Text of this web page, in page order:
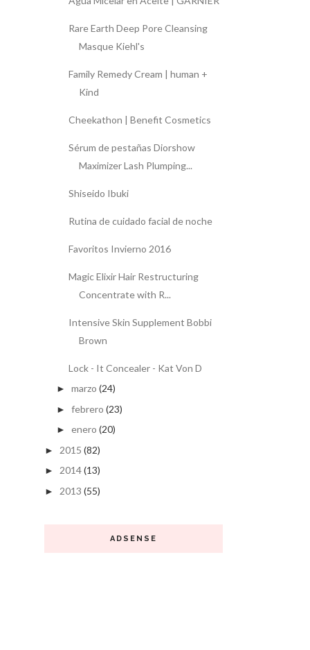
Rare Earth Deep Pore Cleansing
Masque Kiehl's
Family Remedy Cream | human +
Kind
Cheekathon | Benefit Cosmetics
Sérum de pestañas Diorshow
Maximizer Lash Plumping...
Shiseido Ibuki
Rutina de cuidado facial de noche
Favoritos Invierno 2016
Magic Elixir Hair Restructuring
Concentrate with R...
Intensive Skin Supplement Bobbi
Brown
Lock - It Concealer - Kat Von D
► marzo (24)
► febrero (23)
► enero (20)
► 2015 (82)
► 2014(13)
► 2013 (55)
ADSENSE